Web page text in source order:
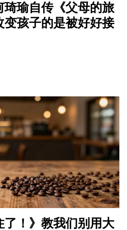
琦瑜自传《父母的旅
变孩子的是被好好接
了！》教我们别用大